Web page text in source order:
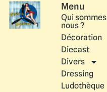
Menu
Qui sommes
nous ?
Décoration
Diecast
Divers
Dressing
Ludothèque